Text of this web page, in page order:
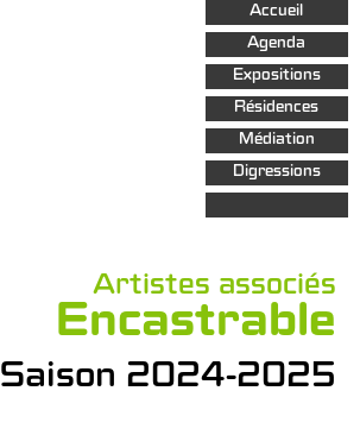
Aller au
contenu
principal
Accueil
Agenda
Expositions
Résidences
Médiation
Digressions
Artistes associés
Encastrable
Saison 2024-2025